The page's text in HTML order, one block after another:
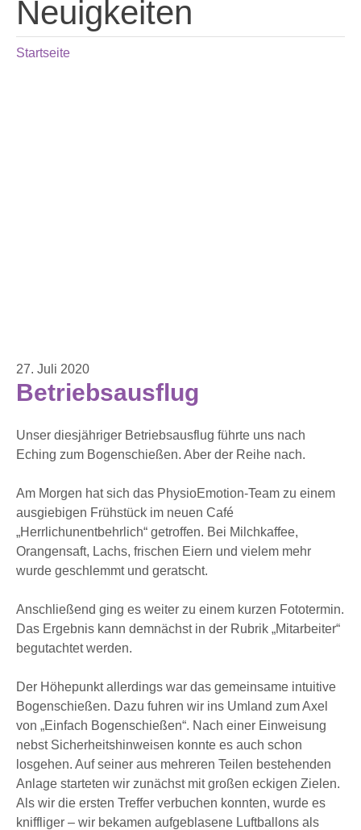
Neuigkeiten
Startseite
27. Juli 2020
Betriebsausflug
Unser diesjähriger Betriebsausflug führte uns nach
Eching zum Bogenschießen. Aber der Reihe nach.
Am Morgen hat sich das PhysioEmotion-Team zu einem
ausgiebigen Frühstück im neuen Café
„Herrlichunentbehrlich“ getroffen. Bei Milchkaffee,
Orangensaft, Lachs, frischen Eiern und vielem mehr
wurde geschlemmt und geratscht.
Anschließend ging es weiter zu einem kurzen Fototermin.
Das Ergebnis kann demnächst in der Rubrik „Mitarbeiter“
begutachtet werden.
Der Höhepunkt allerdings war das gemeinsame intuitive
Bogenschießen. Dazu fuhren wir ins Umland zum Axel
von „Einfach Bogenschießen“. Nach einer Einweisung
nebst Sicherheitshinweisen konnte es auch schon
losgehen. Auf seiner aus mehreren Teilen bestehenden
Anlage starteten wir zunächst mit großen eckigen Zielen.
Als wir die ersten Treffer verbuchen konnten, wurde es
kniffliger – wir bekamen aufgeblasene Luftballons als